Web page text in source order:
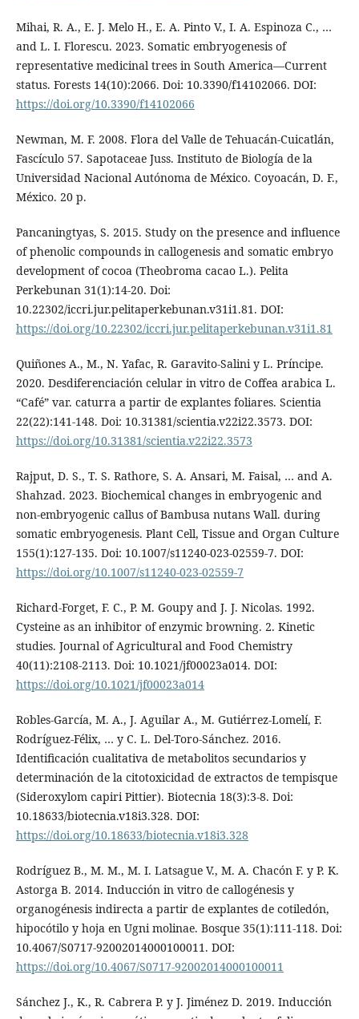
Mihai, R. A., E. J. Melo H., E. A. Pinto V., I. A. Espinoza C., …
and L. I. Florescu. 2023. Somatic embryogenesis of
representative medicinal trees in South America—Current
status. Forests 14(10):2066. Doi: 10.3390/f14102066. DOI:
https://doi.org/10.3390/f14102066
Newman, M. F. 2008. Flora del Valle de Tehuacán-Cuicatlán,
Fascículo 57. Sapotaceae Juss. Instituto de Biología de la
Universidad Nacional Autónoma de México. Coyoacán, D. F.,
México. 20 p.
Pancaningtyas, S. 2015. Study on the presence and influence
of phenolic compounds in callogenesis and somatic embryo
development of cocoa (Theobroma cacao L.). Pelita
Perkebunan 31(1):14-20. Doi:
10.22302/iccri.jur.pelitaperkebunan.v31i1.81. DOI:
https://doi.org/10.22302/iccri.jur.pelitaperkebunan.v31i1.81
Quiñones A., M., N. Yafac, R. Garavito-Salini y L. Príncipe.
2020. Desdiferenciación celular in vitro de Coffea arabica L.
“Café” var. caturra a partir de explantes foliares. Scientia
22(22):141-148. Doi: 10.31381/scientia.v22i22.3573. DOI:
https://doi.org/10.31381/scientia.v22i22.3573
Rajput, D. S., T. S. Rathore, S. A. Ansari, M. Faisal, … and A.
Shahzad. 2023. Biochemical changes in embryogenic and
non-embryogenic callus of Bambusa nutans Wall. during
somatic embryogenesis. Plant Cell, Tissue and Organ Culture
155(1):127-135. Doi: 10.1007/s11240-023-02559-7. DOI:
https://doi.org/10.1007/s11240-023-02559-7
Richard-Forget, F. C., P. M. Goupy and J. J. Nicolas. 1992.
Cysteine as an inhibitor of enzymic browning. 2. Kinetic
studies. Journal of Agricultural and Food Chemistry
40(11):2108-2113. Doi: 10.1021/jf00023a014. DOI:
https://doi.org/10.1021/jf00023a014
Robles-García, M. A., J. Aguilar A., M. Gutiérrez-Lomelí, F.
Rodríguez-Félix, … y C. L. Del-Toro-Sánchez. 2016.
Identificación cualitativa de metabolitos secundarios y
determinación de la citotoxicidad de extractos de tempisque
(Sideroxylom capiri Pittier). Biotecnia 18(3):3-8. Doi:
10.18633/biotecnia.v18i3.328. DOI:
https://doi.org/10.18633/biotecnia.v18i3.328
Rodríguez B., M. M., M. I. Latsague V., M. A. Chacón F. y P. K.
Astorga B. 2014. Inducción in vitro de callogénesis y
organogénesis indirecta a partir de explantes de cotiledón,
hipocótilo y hoja en Ugni molinae. Bosque 35(1):111-118. Doi:
10.4067/S0717-92002014000100011. DOI:
https://doi.org/10.4067/S0717-92002014000100011
Sánchez J., K., R. Cabrera P. y J. Jiménez D. 2019. Inducción